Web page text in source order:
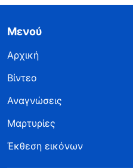
Μενού
Αρχική
Βίντεο
Αναγνώσεις
Μαρτυρίες
Έκθεση εικόνων